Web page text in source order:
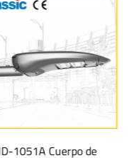
JD-1052 Cuerpo